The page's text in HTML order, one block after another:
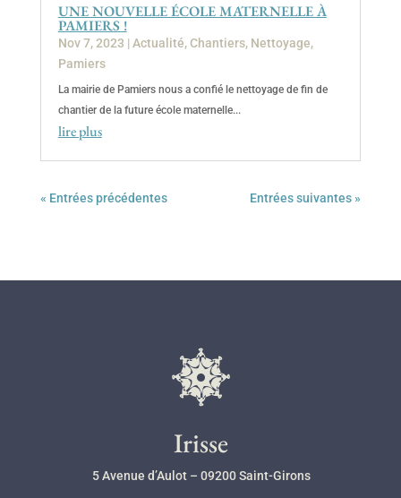
UNE NOUVELLE ÉCOLE MATERNELLE À
PAMIERS !
Nov 7, 2023 |Actualité,Chantiers, Nettoyage,
Pamiers
La mairie de Pamiers nous a confié le nettoyage de fin de
chantier de la future école maternelle...
lire plus
« Entrées précédentes Entrées suivantes »
l
Irisse
5 Avenue d’Aulot – 09200 Saint-Girons